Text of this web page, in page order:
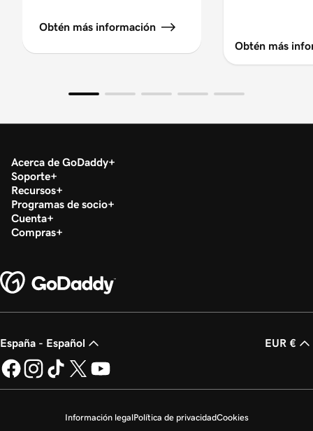
Obtén más información
Obtén más
Acerca de GoDaddy
Soporte
Recursos
Programas de socio
Cuenta
Compras
España - Español EUR €
Información legalPolítica de privacidadCookies